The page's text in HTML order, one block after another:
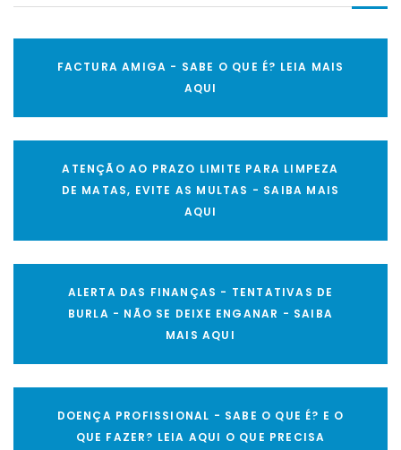
FACTURA AMIGA - SABE O QUE É? LEIA MAIS
AQUI
ATENÇÃO AO PRAZO LIMITE PARA LIMPEZA
DE MATAS, EVITE AS MULTAS - SAIBA MAIS
AQUI
ALERTA DAS FINANÇAS - TENTATIVAS DE
BURLA - NÃO SE DEIXE ENGANAR - SAIBA
MAIS AQUI
DOENÇA PROFISSIONAL - SABE O QUE É? E O
QUE FAZER? LEIA AQUI O QUE PRECISA